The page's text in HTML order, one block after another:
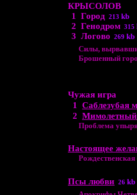
КРЫСОЛОВ
1
Город 213 kb
2 Генодром 315
3 Логово 269 kb
Силы,
Брошенный
Чужая игра
1
Саблезубая
2 Мимолетный
Проблема упыря
Настоящее
Рождественская
Псы любви 26 kb